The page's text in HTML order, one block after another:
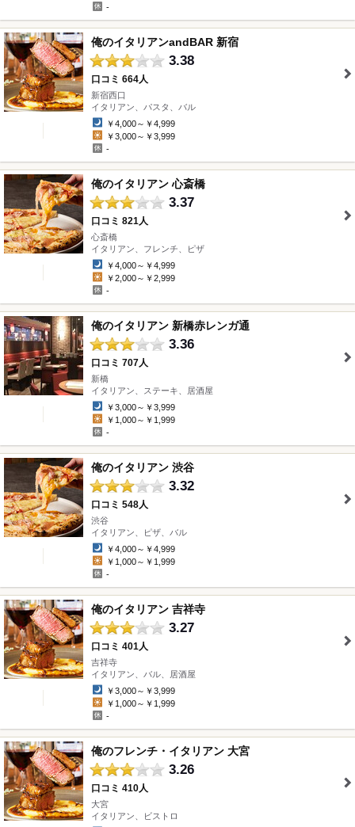
-
俺のイタリアンandBAR 新宿
3.38
口コミ 664人
新宿西口
イタリアン、パスタ、バル
￥4,000～￥4,999
￥3,000～￥3,999
-
" />
俺のイタリアン 心斎橋
3.37
口コミ 821人
心斎橋
イタリアン、フレンチ、ピザ
￥4,000～￥4,999
￥2,000～￥2,999
-
" />
俺のイタリアン 新橋赤レンガ通
3.36
口コミ 707人
新橋
イタリアン、ステーキ、居酒屋
￥3,000～￥3,999
￥1,000～￥1,999
-
" />
俺のイタリアン 渋谷
3.32
口コミ 548人
渋谷
イタリアン、ピザ、バル
￥4,000～￥4,999
￥1,000～￥1,999
-
" />
俺のイタリアン 吉祥寺
3.27
口コミ 401人
吉祥寺
イタリアン、バル、居酒屋
￥3,000～￥3,999
￥1,000～￥1,999
-
" />
俺のフレンチ・イタリアン 大宮
3.26
口コミ 410人
大宮
イタリアン、ビストロ
" />